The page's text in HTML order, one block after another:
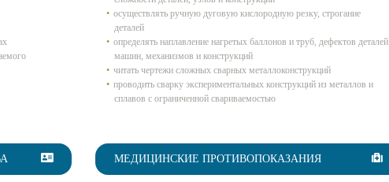
осуществлять ручную дуговую кислородную резку, строгание
деталей
определять наплавление нагретых баллонов и труб, дефектов деталей
машин, механизмов и конструкций
читать чертежи сложных сварных металлоконструкций
проводить сварку экспериментальных конструкций из металлов и
сплавов с ограниченной свариваемостью
МЕДИЦИНСКИЕ ПРОТИВОПОКАЗАНИЯ